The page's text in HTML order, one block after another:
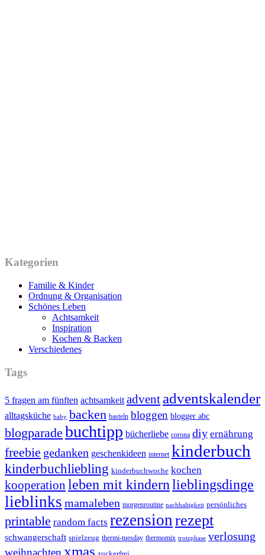
Kategorien
Familie & Kinder
Ordnung & Organisation
Schönes Leben
Achtsamkeit
Inspiration
Kochen & Backen
Verschiedenes
Tags
5 fragen am fünften achtsamkeit advent adventskalender
alltagsküche baby backen basteln bloggen blogger abc
blogparade buchtipp bücherliebe corona diy ernährung
freebie gedanken geschenkideen internet kinderbuch
kinderbuchliebling kinderbuchwoche kochen
kooperation leben mit kindernlieblingsdinge
lieblinks mamaleben morgenroutine nachhaltigkeit persönliches
printable random facts rezensionrezept
schwangerschaft spielzeug thermi-tuesday thermomix trotzphase verlosung
xmas